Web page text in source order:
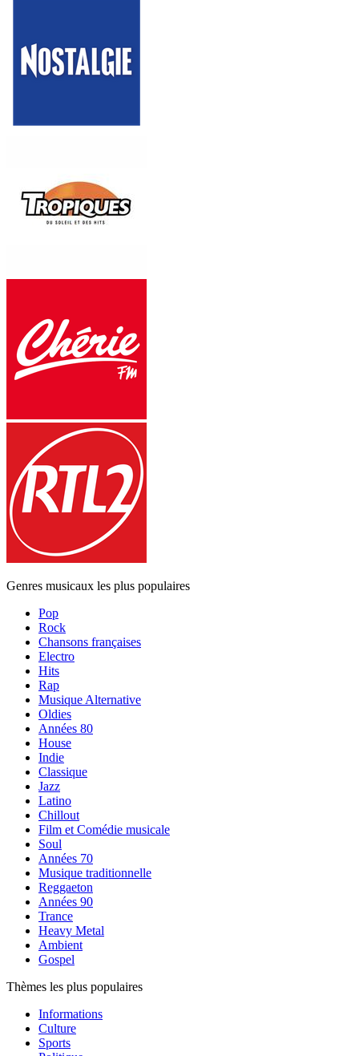
Genres musicaux les plus populaires
Pop
Rock
Chansons françaises
Electro
Hits
Rap
Musique Alternative
Oldies
Années 80
House
Indie
Classique
Jazz
Latino
Chillout
Film et Comédie musicale
Soul
Années 70
Musique traditionnelle
Reggaeton
Années 90
Trance
Heavy Metal
Ambient
Gospel
Thèmes les plus populaires
Informations
Culture
Sports